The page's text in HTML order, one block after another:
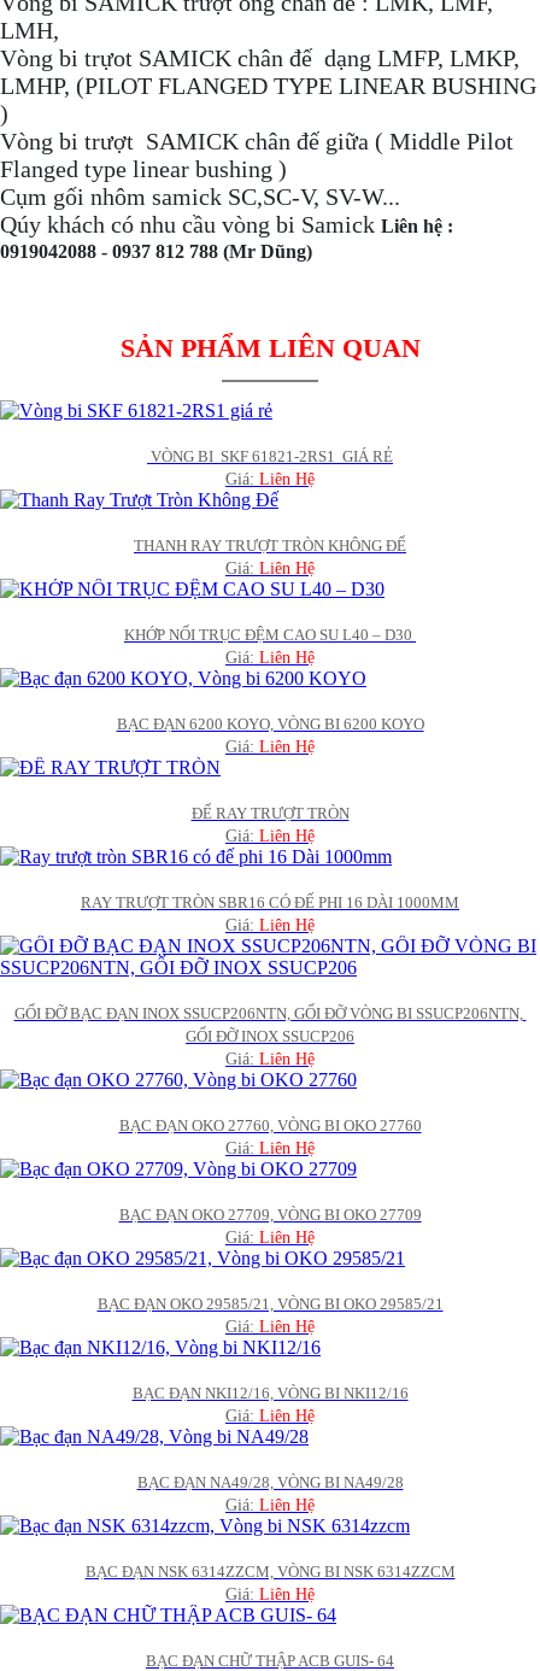
LMH,
Vòng bi trựot SAMICK chân đế dạng LMFP, LMKP,
LMHP, (PILOT FLANGED TYPE LINEAR BUSHING
)
Vòng bi trượt SAMICK chân đế giữa ( Middle Pilot
Flanged type linear bushing )
Cụm gối nhôm samick SC,SC-V, SV-W...
Qúy khách có nhu cầu vòng bi Samick Liên hệ :
0919042088 - 0937 812 788 (Mr Dũng)
SẢN PHẨM LIÊN QUAN
VÒNG BI  SKF 61821-2RS1  GIÁ RẺ
Giá: Liên Hệ
THANH RAY TRƯỢT TRÒN KHÔNG ĐẾ
Giá: Liên Hệ
KHỚP NỐI TRỤC ĐỆM CAO SU L40 – D30
Giá: Liên Hệ
BẠC ĐẠN 6200 KOYO, VÒNG BI 6200 KOYO
Giá: Liên Hệ
ĐẾ RAY TRƯỢT TRÒN
Giá: Liên Hệ
RAY TRƯỢT TRÒN SBR16 CÓ ĐẾ PHI 16 DÀI 1000MM
Giá: Liên Hệ
GỐI ĐỠ BẠC ĐẠN INOX SSUCP206NTN, GỐI ĐỠ VÒNG BI SSUCP206NTN,
GỐI ĐỠ INOX SSUCP206
Giá: Liên Hệ
BẠC ĐẠN OKO 27760, VÒNG BI OKO 27760
Giá: Liên Hệ
BẠC ĐẠN OKO 27709, VÒNG BI OKO 27709
Giá: Liên Hệ
BẠC ĐẠN OKO 29585/21, VÒNG BI OKO 29585/21
Giá: Liên Hệ
BẠC ĐẠN NKI12/16, VÒNG BI NKI12/16
Giá: Liên Hệ
BẠC ĐẠN NA49/28, VÒNG BI NA49/28
Giá: Liên Hệ
BẠC ĐẠN NSK 6314ZZCM, VÒNG BI NSK 6314ZZCM
Giá: Liên Hệ
BẠC ĐẠN CHỮ THẬP ACB GUIS- 64